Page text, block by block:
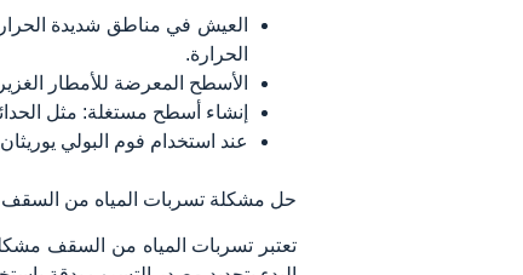
العيش في مناطق شديدة
الحرارة.
الأسطح المعرضة للأمطار
إنشاء أسطح مستغلة: مثل
عند استخدام فوم البولي
حل مشكلة تسربات المياه من السقف
تعتبر تسربات المياه من السقف